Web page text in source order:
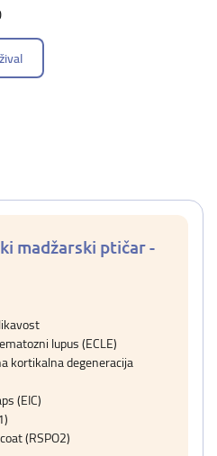
madžarski ptičar -
lupus (ECLE)
kortikalna degeneracija
(EIC)
(RSPO2)